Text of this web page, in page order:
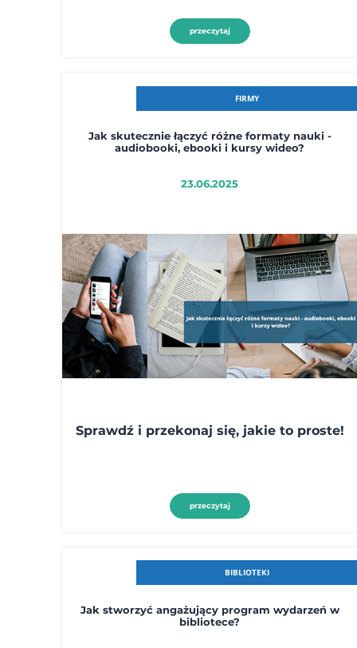
przeczytaj
FIRMY
Jak skutecznie łączyć różne formaty nauki -
audiobooki, ebooki i kursy wideo?
23.06.2025
Sprawdź i przekonaj się, jakie to proste!
przeczytaj
BIBLIOTEKI
Jak stworzyć angażujący program wydarzeń w
bibliotece?